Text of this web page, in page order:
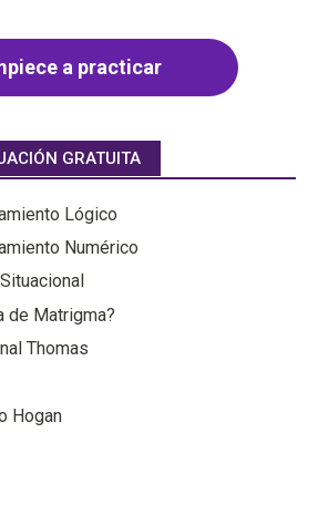
a practicar
GRATUITA
Lógico
Numérico
de Matrigma?
Thomas
Hogan